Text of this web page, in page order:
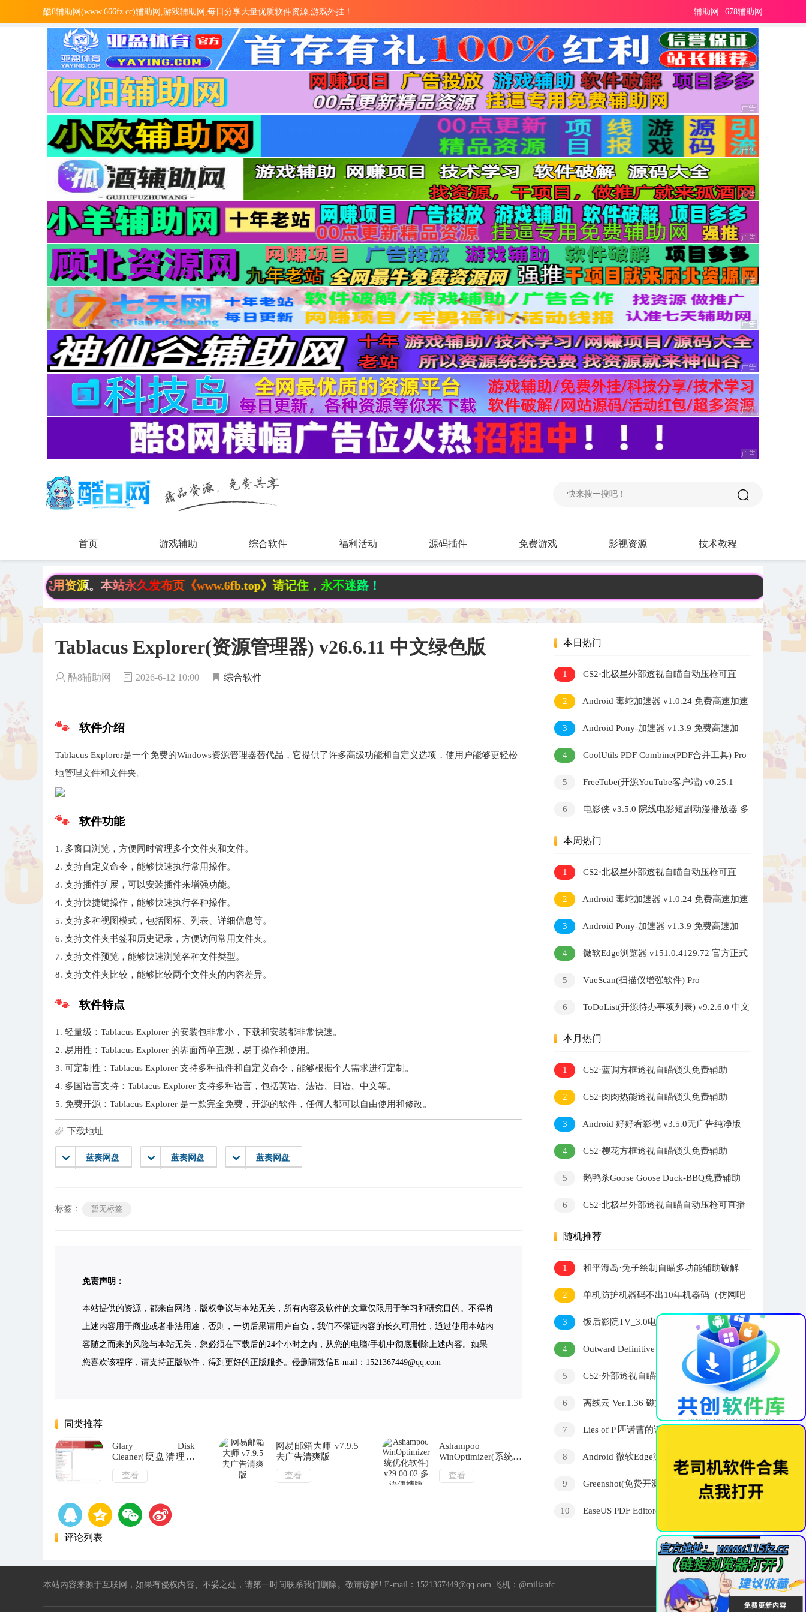
酷8辅助网(www.666fz.cc)辅助网,游戏辅助网,每日分享大量优质软件资源,游戏外挂！ 678辅助网
辅助网
首页 游戏辅助 综合软件 福利活动 源码插件 免费游戏 影视资源 技术教程
用资源。本站永久发布页《www.6fb.top》请记住，永不迷路！
Tablacus Explorer(资源管理器) v26.6.11 中文绿色版
酷8辅助网 2026-6-12 10:00 综合软件
软件介绍
Tablacus Explorer是一个免费的Windows资源管理器替代品，它提供了许多高级功能和自定义选项，使用户能够更轻松
地管理文件和文件夹。
软件功能
1. 多窗口浏览，方便同时管理多个文件夹和文件。
2. 支持自定义命令，能够快速执行常用操作。
3. 支持插件扩展，可以安装插件来增强功能。
4. 支持快捷键操作，能够快速执行各种操作。
5. 支持多种视图模式，包括图标、列表、详细信息等。
6. 支持文件夹书签和历史记录，方便访问常用文件夹。
7. 支持文件预览，能够快速浏览各种文件类型。
8. 支持文件夹比较，能够比较两个文件夹的内容差异。
软件特点
1. 轻量级：Tablacus Explorer 的安装包非常小，下载和安装都非常快速。
2. 易用性：Tablacus Explorer 的界面简单直观，易于操作和使用。
3. 可定制性：Tablacus Explorer 支持多种插件和自定义命令，能够根据个人需求进行定制。
4. 多国语言支持：Tablacus Explorer 支持多种语言，包括英语、法语、日语、中文等。
5. 免费开源：Tablacus Explorer 是一款完全免费，开源的软件，任何人都可以自由使用和修改。
下载地址
蓝奏网盘 蓝奏网盘 蓝奏网盘
标签： 暂无标签
免责声明：
本站提供的资源，都来自网络，版权争议与本站无关，所有内容及软件的文章仅限用于学习和研究目的。不得将
上述内容用于商业或者非法用途，否则，一切后果请用户自负，我们不保证内容的长久可用性，通过使用本站内
容随之而来的风险与本站无关，您必须在下载后的24个小时之内，从您的电脑/手机中彻底删除上述内容。如果
您喜欢该程序，请支持正版软件，得到更好的正版服务。侵删请致信E-mail：1521367449@qq.com
同类推荐
Glary Disk
Cleaner(硬盘清理程
序) v6.0.1.28 多语便
携版查看
网易邮箱大师 v7.9.5
去广告清爽版
查看
Ashampoo
WinOptimizer(系统优
化软件) v29.00.02 多
语便携版
查看
评论列表
本日热门
1
CS2·北极星外部透视自瞄自动压枪可直
播 v2.7.5
2
Android 毒蛇加速器 v1.0.24 免费高速加速
器
3
Android Pony-加速器 v1.3.9 免费高速加
速器
4
CoolUtils PDF Combine(PDF合并工具) Pro
5
FreeTube(开源YouTube客户端) v0.25.1
6
电影侠 v3.5.0 院线电影短剧动漫播放器 多
本周热门
1
CS2·北极星外部透视自瞄自动压枪可直
播 v2.7.5
2
Android 毒蛇加速器 v1.0.24 免费高速加速
器
3
Android Pony-加速器 v1.3.9 免费高速加
速器
4
微软Edge浏览器 v151.0.4129.72 官方正式
5
VueScan(扫描仪增强软件) Pro
6
ToDoList(开源待办事项列表) v9.2.6.0 中文
本月热门
1 CS2·蓝调方框透视自瞄锁头免费辅助
2 CS2·肉肉热能透视自瞄锁头免费辅助
3 Android 好好看影视 v3.5.0无广告纯净版
4 CS2·樱花方框透视自瞄锁头免费辅助
5
鹅鸭杀Goose Goose Duck-BBQ免费辅助
6
CS2·北极星外部透视自瞄自动压枪可直播
随机推荐
1
和平海岛·兔子绘制自瞄多功能辅助破解
版 v1.20
2
单机防护机器码不出10年机器码（仿网吧
无盘）「2022.1.15」
3
饭后影院TV_3.0电视盒子版
4
Outward Definitive Edition v20240607中文
5
CS2·外部透视自瞄扳机连跳多功能辅助
6 离线云 Ver.1.36 磁力解析/会员解锁版
7
Lies of P 匹诺曹的谎言 v1.8.0.0 豪华中
8
Android 微软Edge浏览器 v143.0.3650.125
9
Greenshot(免费开源截图工具) v1.3.312
10
EaseUS PDF Editor(易我PDF编辑软件) Pro
本站内容来源于互联网，如果有侵权内容、不妥之处，请第一时间联系我们删除。敬请谅解! E-mail：1521367449@qq.com 飞机：@milianfc